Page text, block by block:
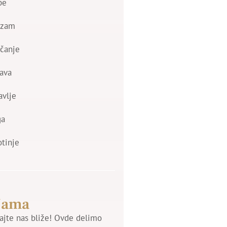
nas bliže! Ovde delimo